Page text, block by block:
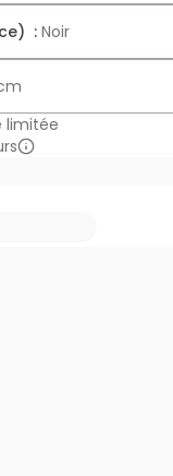
: Noir
limitée